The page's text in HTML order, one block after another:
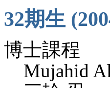
32期生
博士課程
Mujahid